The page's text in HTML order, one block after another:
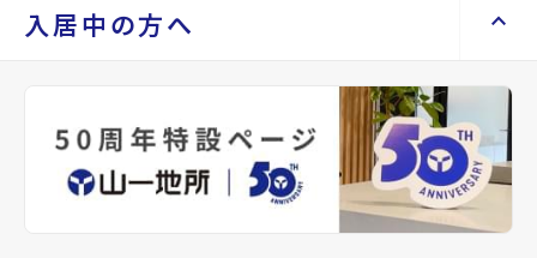
土地を探す
エリアから探す
train
路線から探す
事業用・投資用を探す keyboard_arrow_right
不動産を売却したい keyboard_arrow_right
相続相談をしたい keyboard_arrow_right
不動産に投資したい keyboard_arrow_right
会社概要・沿革 keyboard_arrow_right
keyboard_arrow_right
パーパス keyboard_arrow_right
CM紹介
社宅をお探しの方へ keyboard_arrow_right
keyboard_arrow_right
レンタルオフィス keyboard_arrow_right
貸会議室 keyboard_arrow_right
open_in_new
入居中の方へ keyboard_arrow_up
keyboard_arrow_right
退去される方へ keyboard_arrow_right
※準備中 住まいのしおり（PDF）
仙台市地下鉄南北線/八乙女駅 徒歩28分
ート
築年月
年03月
間取り 3DK 間取り内訳
DK 6
帖
洋室 6